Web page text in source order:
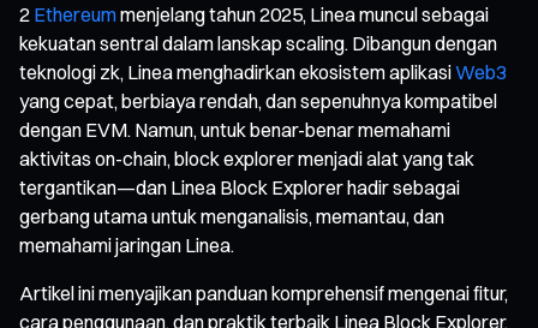
2 Ethereummenjelang tahun 2025, Linea muncul sebagai
kekuatan sentral dalam lanskap scaling. Dibangun dengan
teknologi zk, Linea menghadirkan ekosistem aplikasiWeb3
yang cepat, berbiaya rendah, dan sepenuhnya kompatibel
dengan EVM. Namun, untuk benar-benar memahami
aktivitas on-chain, block explorer menjadi alat yang tak
tergantikan—dan Linea Block Explorer hadir sebagai
gerbang utama untuk menganalisis, memantau, dan
memahami jaringan Linea.
Artikel ini menyajikan panduan komprehensif mengenai fitur,
cara penggunaan, dan praktik terbaik Linea Block Explorer,